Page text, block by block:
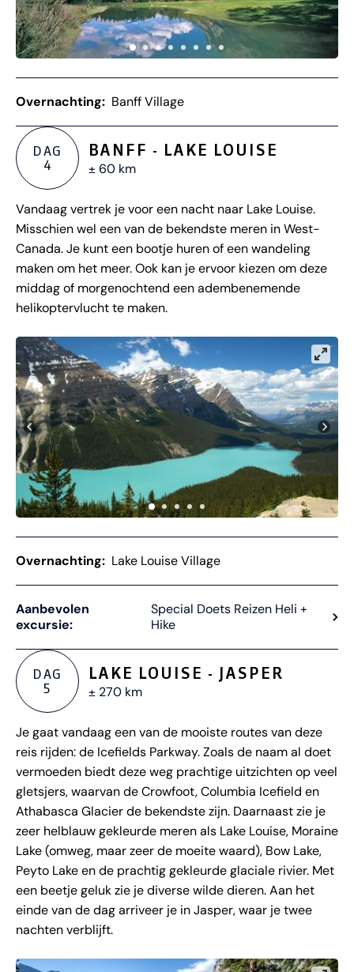
Overnachting: Banff Village
DAG
4
BANFF - LAKE LOUISE
± 60 km
Vandaag vertrek je voor een nacht naar Lake Louise.
Misschien wel een van de bekendste meren in West-
Canada. Je kunt een bootje huren of een wandeling
maken om het meer. Ook kan je ervoor kiezen om deze
middag of morgenochtend een adembenemende
helikoptervlucht te maken.
Overnachting: Lake Louise Village
Aanbevolen
excursie:
Special Doets Reizen Heli +
Hike
DAG
5
LAKE LOUISE - JASPER
± 270 km
Je gaat vandaag een van de mooiste routes van deze
reis rijden: de Icefields Parkway. Zoals de naam al doet
vermoeden biedt deze weg prachtige uitzichten op veel
gletsjers, waarvan de Crowfoot, Columbia Icefield en
Athabasca Glacier de bekendste zijn. Daarnaast zie je
zeer helblauw gekleurde meren als Lake Louise, Moraine
Lake (omweg, maar zeer de moeite waard), Bow Lake,
Peyto Lake en de prachtig gekleurde glaciale rivier. Met
een beetje geluk zie je diverse wilde dieren. Aan het
einde van de dag arriveer je in Jasper, waar je twee
nachten verblijft.